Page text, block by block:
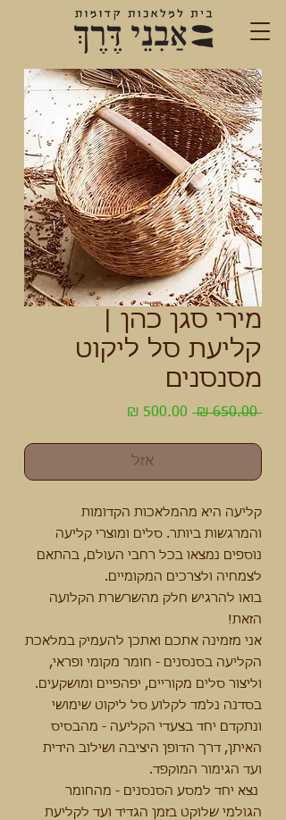
מירי סגן כהן |
קליעת סל ליקוט
מסנסנים
‏650.00 ‏₪
מחיר
אזל
קליעה היא מהמלאכות הקדומות
והמרגשות ביותר. סלים ומוצרי קליעה
נוספים נמצאו בכל רחבי העולם, בהתאם
לצמחיה ולצרכים המקומיים.
בואו להרגיש חלק מהשרשרת הקלועה
הזאת!
אני מזמינה אתכם ואתכן להעמיק במלאכת
הקליעה בסנסנים - חומר מקומי ופראי,
וליצור סלים מקוריים, יפהפיים ומושקעים.
בסדנה נלמד לקלוע סל ליקוט שימושי
ונתקדם יחד בצעדי הקליעה - מהבסיס
האיתן, דרך הדופן היציבה ושילוב הידית
ועד הגימור המוקפד.
נצא יחד למסע הסנסנים - מהחומר
הגולמי שלוקט בזמן הגדיד ועד לקליעת